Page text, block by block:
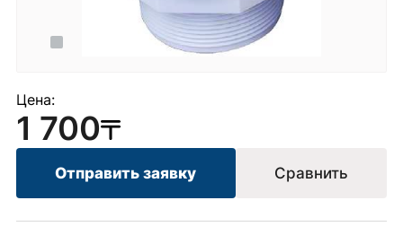
Цена:
1 700
Отправить заявку Сравнить